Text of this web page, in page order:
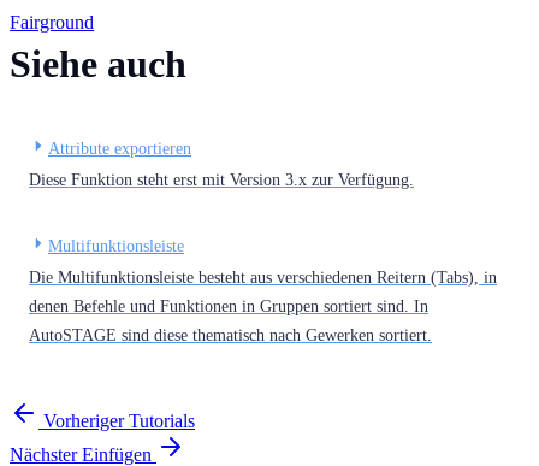
Fairground
Siehe auch
Attribute exportieren
Diese Funktion steht erst mit Version 3.x zur Verfügung.
Multifunktionsleiste
Die Multifunktionsleiste besteht aus verschiedenen Reitern (Tabs), in
denen Befehle und Funktionen in Gruppen sortiert sind. In
AutoSTAGE sind diese thematisch nach Gewerken sortiert.
Vorheriger Tutorials
Nächster Einfügen